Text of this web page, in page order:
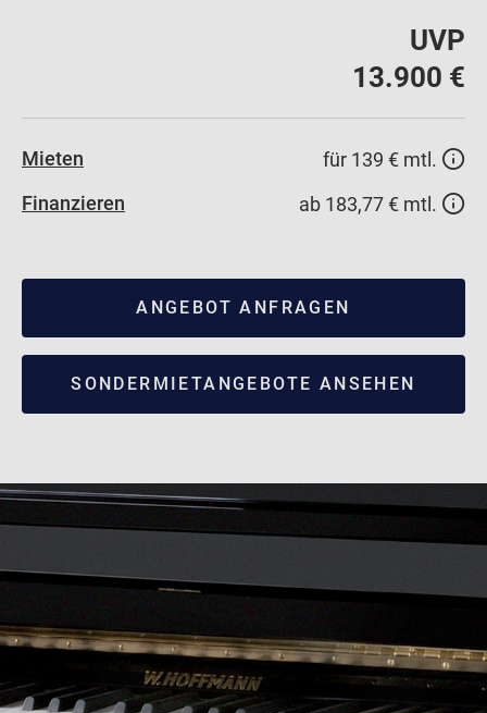
UVP
13.900 €
Mieten
für 139 € mtl.
Finanzieren
ab 183,77 € mtl.
ANGEBOT ANFRAGEN
SONDERMIETANGEBOTE ANSEHEN